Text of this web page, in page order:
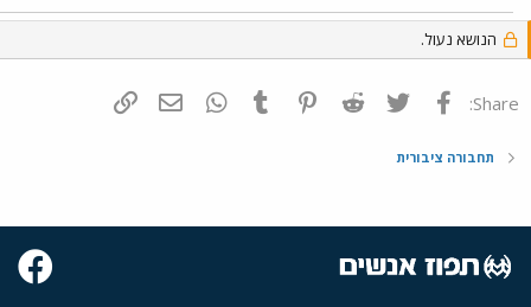
הנושא נעול.
Share: פייסבוק Twitter
Reddit
Pinterest
Tumblr
WhatsAppדואר אלקטרוני
תחבורה ציבורית